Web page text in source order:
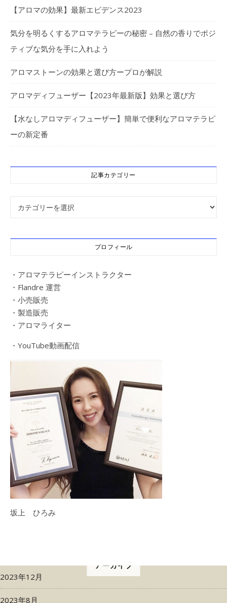
【アロマの効果】最新エビデンス2023
気分を明るくするアロマテラピーの秘密 – 自然の香りでポジ
ティブな気分を手に入れよう
アロマストーンの効果と選び方ープロが解説
アロマディフューザー【2023年最新版】効果と選び方
【水なしアロマディフューザー】簡単で便利なアロマテラピ
ーの新定番
記事カテゴリー
記事カテゴリー
プロフィール
・アロマテラピーインストラクター
・Flandre 運営
・小売販売
・製造販売
・アロマライター
・YouTube動画配信
坂上 ひろみ
アーカイブ
2023年12月
2023年8月